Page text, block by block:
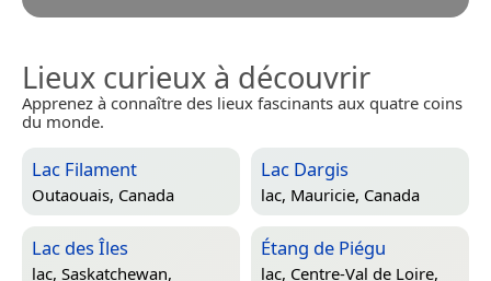
Lieux curieux à découvrir
Apprenez à connaître des lieux fascinants aux quatre coins
du monde.
Lac Filament
Outaouais, Canada
Lac Dargis
lac, Mauricie, Canada
Lac des Îles
lac, Saskatchewan,
Étang de Piégu
lac, Centre-Val de Loire,